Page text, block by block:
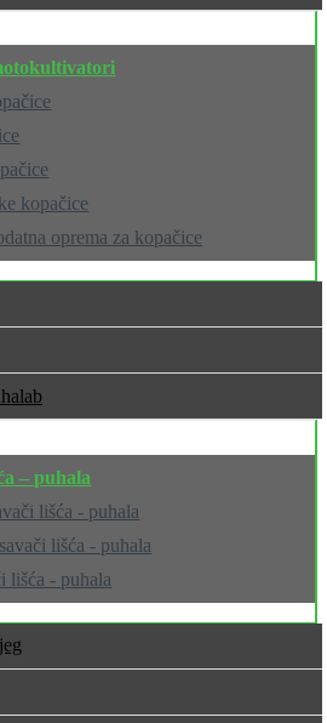
kopačice
oprema za kopačice
– puhala
lišća - puhala
lišća - puhala
lišća - puhala